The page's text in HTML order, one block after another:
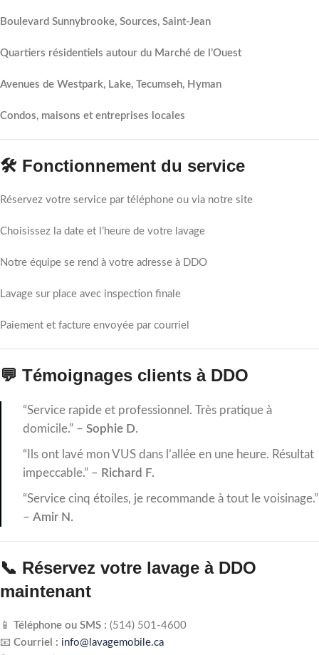
Boulevard Sunnybrooke, Sources, Saint-Jean
Quartiers résidentiels autour du Marché de l’Ouest
Avenues de Westpark, Lake, Tecumseh, Hyman
Condos, maisons et entreprises locales
🛠️ Fonctionnement du service
Réservez votre service par téléphone ou via notre site
Choisissez la date et l’heure de votre lavage
Notre équipe se rend à votre adresse à DDO
Lavage sur place avec inspection finale
Paiement et facture envoyée par courriel
💬 Témoignages clients à DDO
“Service rapide et professionnel. Très pratique à
domicile.” – Sophie D.
“Ils ont lavé mon VUS dans l’allée en une heure. Résultat
impeccable.” – Richard F.
“Service cinq étoiles, je recommande à tout le voisinage.”
– Amir N.
📞 Réservez votre lavage à DDO
maintenant
📱 Téléphone ou SMS : (514) 501‑4600
📧 Courriel : info@lavagemobile.ca